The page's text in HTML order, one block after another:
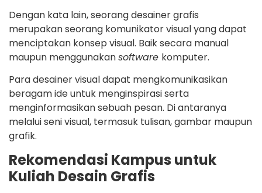
Dengan kata lain, seorang desainer grafis
merupakan seorang komunikator visual yang dapat
menciptakan konsep visual. Baik secara manual
maupun menggunakansoftware komputer.
Para desainer visual dapat mengkomunikasikan
beragam ide untuk menginspirasi serta
menginformasikan sebuah pesan. Di antaranya
melalui seni visual, termasuk tulisan, gambar maupun
grafik.
Rekomendasi Kampus untuk
Kuliah Desain Grafis